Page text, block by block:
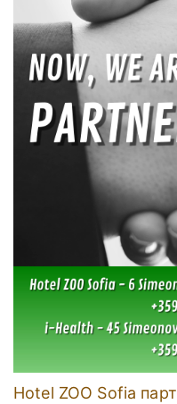
Hotel ZOO Sofia